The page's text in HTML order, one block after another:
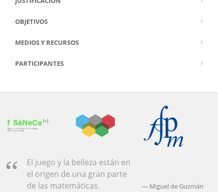
OBJETIVOS
MEDIOS Y RECURSOS
PARTICIPANTES
El juego y la belleza están en
el origen de una gran parte
de las matemáticas.
Miguel de Guzmán